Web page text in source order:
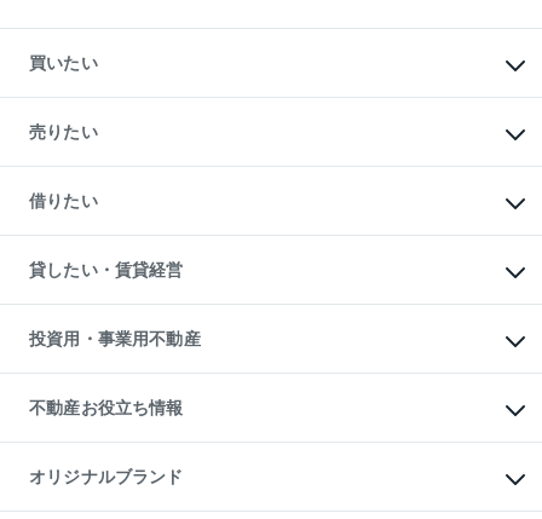
買いたい
新築・分譲マンションの購入
中古マンションの購入
一戸建ての購入
中古一戸建ての購入
不動産購入の流れ
注目キーワード物件特集
購入ガイド
English 繁体中文簡体中文
売りたい
一戸建ての売却・査定
土地の売却・査定
スピードAI査定
不動産査定について
不動産売却の流れ
不動産買換えの流れ
売却ガイド
借りたい
オフィス・店舗の賃貸
借りるときの流れ
借りるガイド
貸したい・賃貸経営
マンション賃料データ
賃貸管理プラン
リロケーションについて
貸すガイド
投資用・事業用不動産
事業用不動産
マンション投資
投資用マンション
アパート経営
不動産お役立ち情報
マンションライブラリー
人気マンションランキング
暮らしに役立つ不動産メディア
オリジナルブランド